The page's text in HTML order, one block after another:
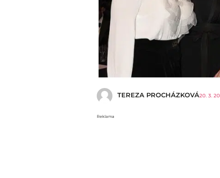
TEREZA PROCHÁZKOVÁ20. 3.
Reklama